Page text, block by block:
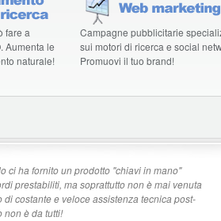
fare a
Aumenta le
naturale!
Campagne pubblicitarie
sui motori di ricerca e social
Promuovi il tuo brand!
ci ha fornito un prodotto "chiavi in mano"
prestabiliti, ma soprattutto non è mai venuta
di costante e veloce assistenza tecnica post-
non è da tutti!